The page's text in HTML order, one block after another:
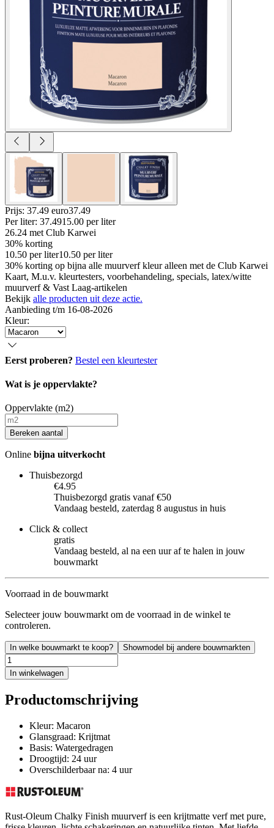
Prijs: 37.49 euro37.49
Per liter: 37.4915.00 per liter
26.24 met Club Karwei
30% korting
10.50 per liter10.50 per liter
30% korting op bijna alle muurverf kleur alleen met de Club Karwei
Kaart, M.u.v. kleurtesters, voorbehandeling, specials, latex/witte
muurverf & Vast Laag-artikelen
Bekijk alle producten uit deze actie.
Aanbieding t/m 16-08-2026
Kleur:
Eerst proberen? Bestel een kleurtester
Wat is je oppervlakte?
Oppervlakte (m2)
Bereken aantal
Online bijna uitverkocht
Thuisbezorgd
€4.95
Thuisbezorgd gratis vanaf €50
Vandaag besteld, zaterdag 8 augustus in huis
Click & collect
gratis
Vandaag besteld, al na een uur af te halen in jouw
bouwmarkt
Voorraad in de bouwmarkt
Selecteer jouw bouwmarkt om de voorraad in de winkel te
controleren.
In welke bouwmarkt te koop? Showmodel bij andere bouwmarkten
In winkelwagen
Productomschrijving
Kleur: Macaron
Glansgraad: Krijtmat
Basis: Watergedragen
Droogtijd: 24 uur
Overschilderbaar na: 4 uur
Rust-Oleum Chalky Finish muurverf is een krijtmatte verf met pure,